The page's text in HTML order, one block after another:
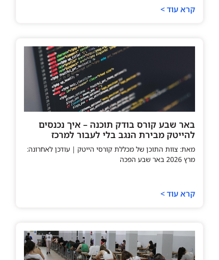
קרא עוד >
באר שבע קורס בודק תוכנה – איך נכנסים
להייטק מבירת הנגב בלי לעבור למרכז
מאת: צוות התוכן של מכללת קורסי הייטק | עודכן לאחרונה:
מרץ 2026 באר שבע הפכה
קרא עוד >